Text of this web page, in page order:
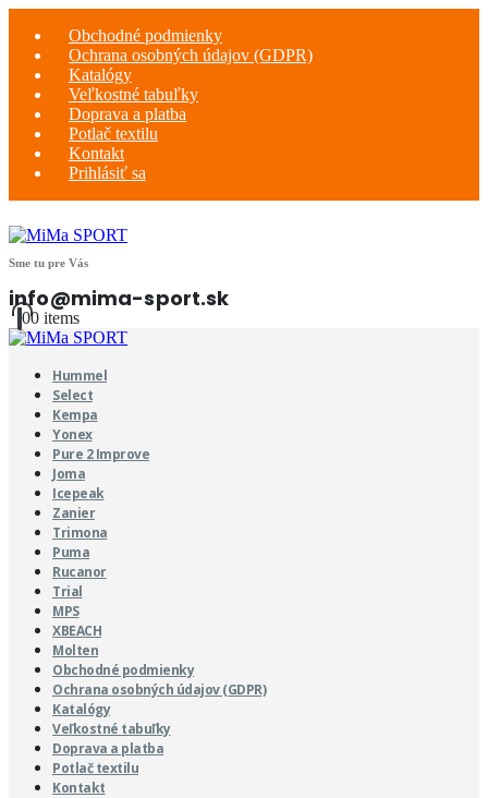
Obchodné podmienky
Ochrana osobných údajov (GDPR)
Katalógy
Veľkostné tabuľky
Doprava a platba
Potlač textilu
Kontakt
Prihlásiť sa
Sme tu pre Vás
info@mima-sport.sk
00 items
Hummel
Select
Kempa
Yonex
Pure 2 Improve
Joma
Icepeak
Zanier
Trimona
Puma
Rucanor
Trial
MPS
XBEACH
Molten
Obchodné podmienky
Ochrana osobných údajov (GDPR)
Katalógy
Veľkostné tabuľky
Doprava a platba
Potlač textilu
Kontakt